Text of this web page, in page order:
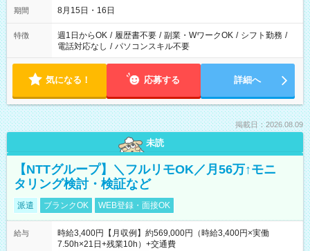
期間 8月15日・16日
特徴 週1日からOK / 履歴書不要 / 副業・WワークOK / シフト勤務 /
電話対応なし / パソコンスキル不要
気になる！ 応募する 詳細へ
掲載日：2026.08.09
未読
【NTTグループ】＼フルリモOK／月56万↑モニ
タリング検討・検証など
派遣 ブランクOK WEB登録・面接OK
給与
時給3,400円【月収例】約569,000円（時給3,400円×実働
7.50h×21日+残業10h）+交通費